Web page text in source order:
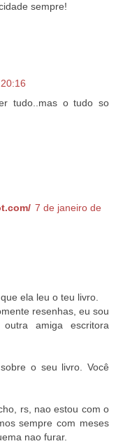
sempre!
tudo..mas o tudo so
7 de janeiro de
ela leu o teu livro.
resenhas, eu sou
amiga escritora
o seu livro. Você
rs, nao estou com o
sempre com meses
nao furar.